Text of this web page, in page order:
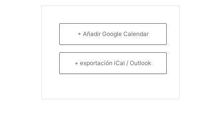
+ Añadir Google Calendar
+ exportación iCal / Outlook